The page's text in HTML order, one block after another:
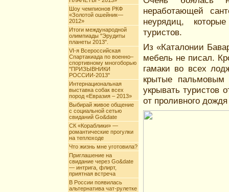
Шоу чемпионов РКФ
«Золотой ошейник—
2012»
Итоги международной
олимпиады "Эрудиты
планеты 2013".
VI-я Всероссийская
Спартакиада по военно–
спортивному многоборью
"ПРИЗЫВНИКИ
РОССИИ-2013"
Интернациональная
выставка собак всех
пород «Евразия – 2013»
Выбирай живое общение
с социальной сетью
свиданий Go&date
СК «Кораблики» —
романтические прогулки
на теплоходе
Что жизнь мне уготовила?
Приглашение на
свидание через Go&date
— интрига, флирт,
приятная встреча
В России появилась
альтернатива чат-рулетке
неработающей
неурядиц,
туристов.
Из «Каталонии
мебель не писал.
гамаки во всех
крытые
укрывать туристов
от проливного